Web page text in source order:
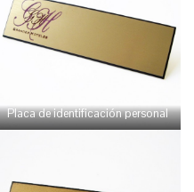
Placa de identificación personal